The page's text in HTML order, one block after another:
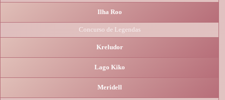
Ilha Roo
Concurso de Legendas
Kreludor
Lago Kiko
Meridell